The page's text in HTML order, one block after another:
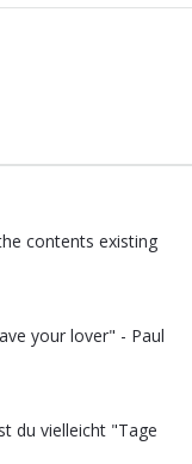
contents existing
your lover" - Paul
du vielleicht "Tage